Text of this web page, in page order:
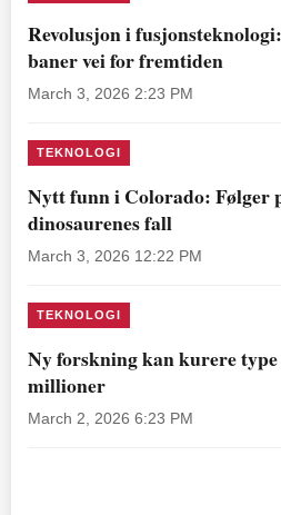
Revolusjon i
baner vei for fremtiden
March 3, 2026 2:23 PM
TEKNOLOGI
Nytt funn i Colorado: Følger
dinosaurenes fall
March 3, 2026 12:22 PM
TEKNOLOGI
Ny forskning kan kurere
millioner
March 2, 2026 6:23 PM